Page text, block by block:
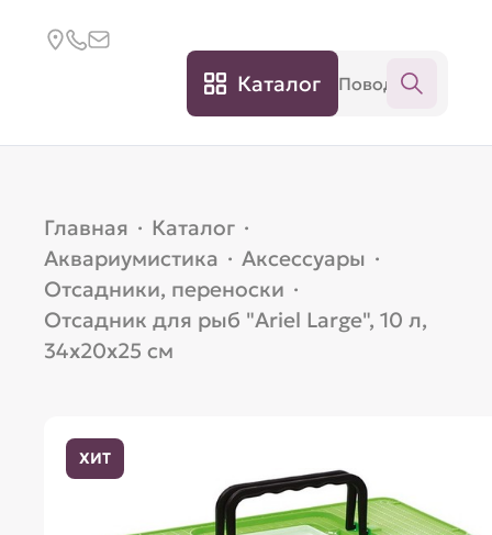
Каталог
Главная · Каталог ·
Аквариумистика · Аксессуары ·
Отсадники, переноски ·
Отсадник для рыб "Ariel Large", 10 л,
34х20х25 см
ХИТ